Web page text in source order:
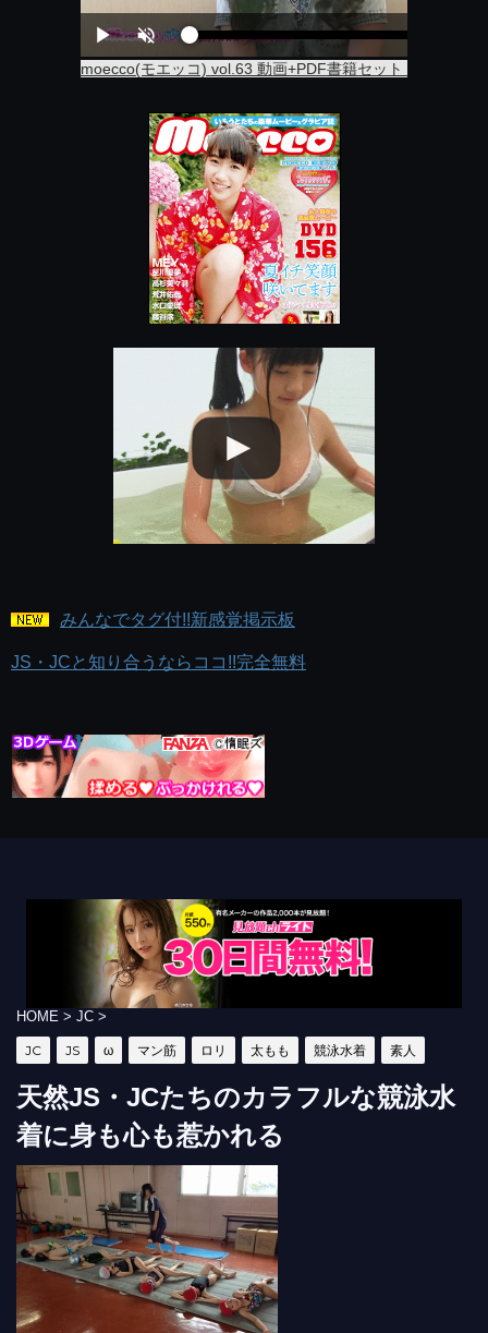
みんなでタグ付!!新感覚掲示板
JS・JCと知り合うならココ!!完全無料
HOME > JC >
JC JS ω マン筋 ロリ 太もも 競泳水着 素人
天然JS・JCたちのカラフルな競泳水
着に身も心も惹かれる